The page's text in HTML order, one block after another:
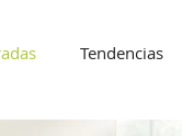
Tendencias